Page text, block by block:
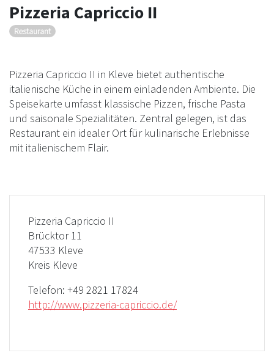
Pizzeria Capriccio II
Restaurant
Pizzeria Capriccio II in Kleve bietet authentische
italienische Küche in einem einladenden Ambiente. Die
Speisekarte umfasst klassische Pizzen, frische Pasta
und saisonale Spezialitäten. Zentral gelegen, ist das
Restaurant ein idealer Ort für kulinarische Erlebnisse
mit italienischem Flair.
Pizzeria Capriccio II
Brücktor 11
47533 Kleve
Kreis Kleve
Telefon: +49 2821 17824
http://www.pizzeria-capriccio.de/